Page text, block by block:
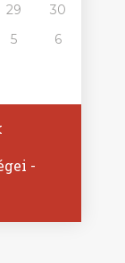
29
30
5 6
-